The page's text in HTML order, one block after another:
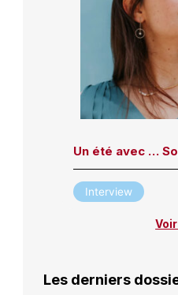
Un été avec …
Interview
Les derniers